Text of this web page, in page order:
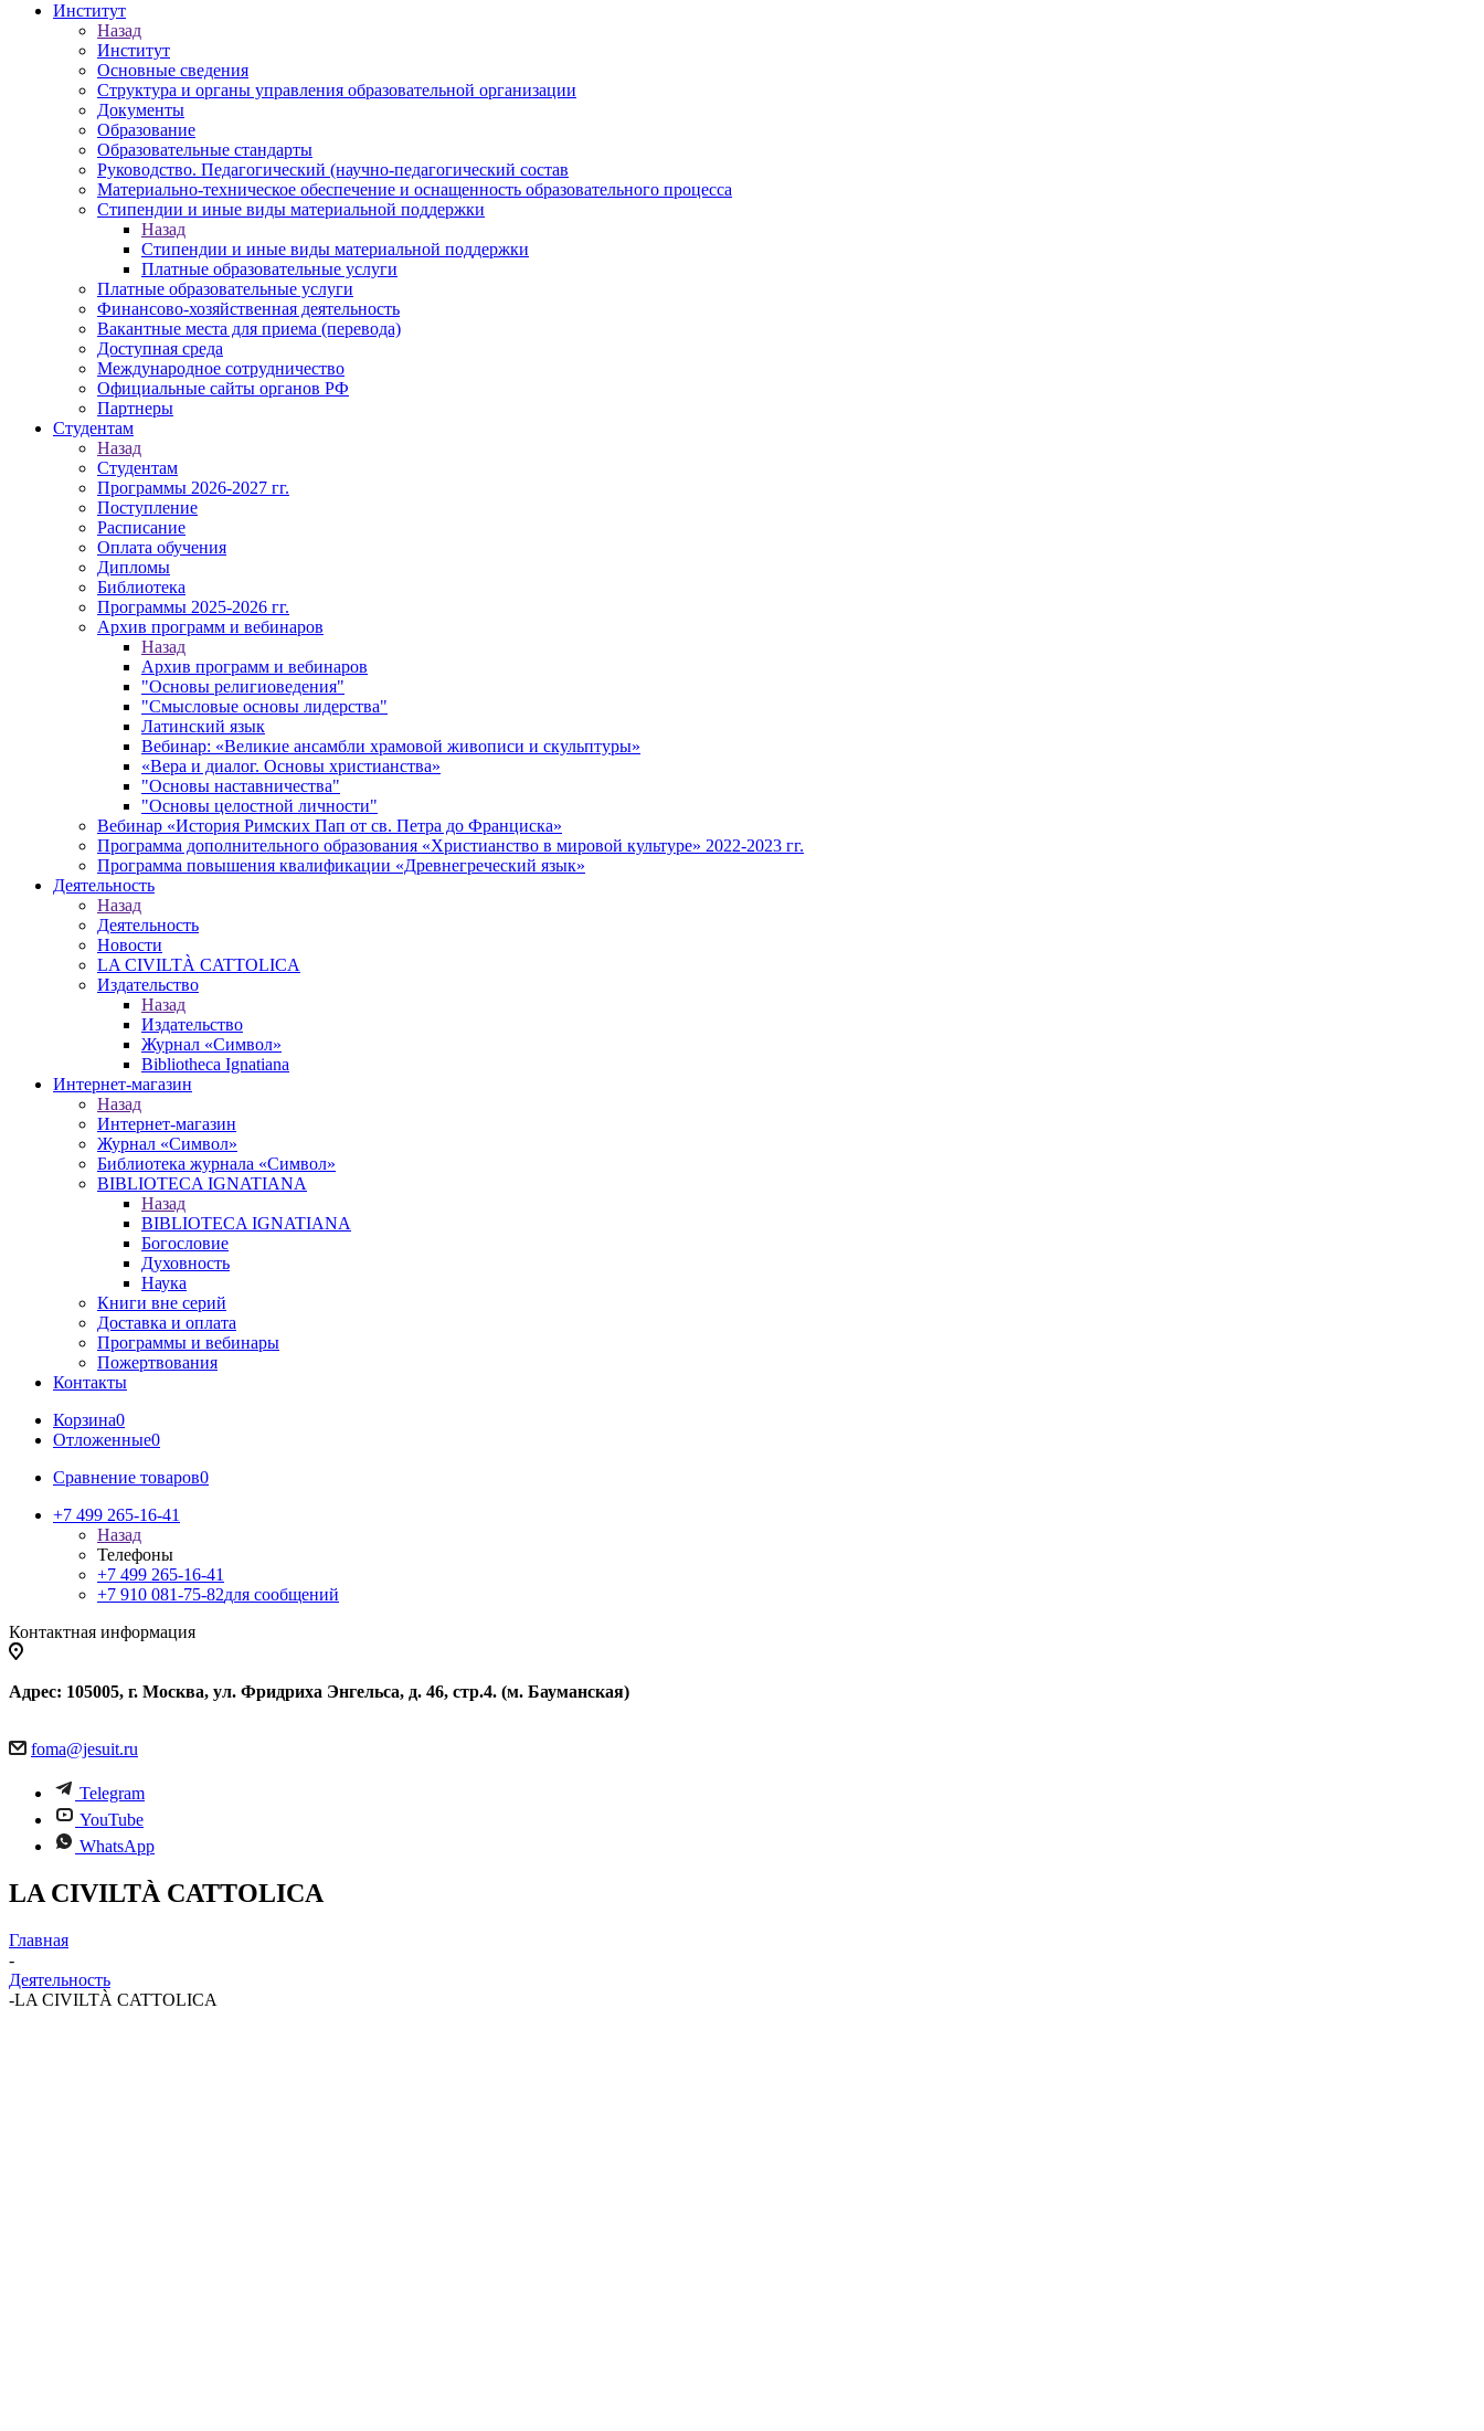
Институт
Назад
Институт
Основные сведения
Структура и органы управления образовательной организации
Документы
Образование
Образовательные стандарты
Руководство. Педагогический (научно-педагогический состав
Материально-техническое обеспечение и оснащенность образовательного процесса
Стипендии и иные виды материальной поддержки
Назад
Стипендии и иные виды материальной поддержки
Платные образовательные услуги
Платные образовательные услуги
Финансово-хозяйственная деятельность
Вакантные места для приема (перевода)
Доступная среда
Международное сотрудничество
Официальные сайты органов РФ
Партнеры
Студентам
Назад
Студентам
Программы 2026-2027 гг.
Поступление
Расписание
Оплата обучения
Дипломы
Библиотека
Программы 2025-2026 гг.
Архив программ и вебинаров
Назад
Архив программ и вебинаров
"Основы религиоведения"
"Смысловые основы лидерства"
Латинский язык
Вебинар: «Великие ансамбли храмовой живописи и скульптуры»
«Вера и диалог. Основы христианства»
"Основы наставничества"
"Основы целостной личности"
Вебинар «История Римских Пап от св. Петра до Франциска»
Программа дополнительного образования «Христианство в мировой культуре» 2022-2023 гг.
Программа повышения квалификации «Древнегреческий язык»
Деятельность
Назад
Деятельность
Новости
LA CIVILTÀ CATTOLICA
Издательство
Назад
Издательство
Журнал «Символ»
Bibliotheca Ignatiana
Интернет-магазин
Назад
Интернет-магазин
Журнал «Символ»
Библиотека журнала «Символ»
BIBLIOTECA IGNATIANA
Назад
BIBLIOTECA IGNATIANA
Богословие
Духовность
Наука
Книги вне серий
Доставка и оплата
Программы и вебинары
Пожертвования
Контакты
Корзина0
Отложенные0
Сравнение товаров0
+7 499 265-16-41
Назад
Телефоны
+7 499 265-16-41
+7 910 081-75-82для сообщений
Контактная информация
Адрес: 105005, г. Москва, ул. Фридриха Энгельса, д. 46, стр.4. (м. Бауманская)
foma@jesuit.ru
Telegram
YouTube
WhatsApp
LA CIVILTÀ CATTOLICA
Главная
-
Деятельность
-LA CIVILTÀ CATTOLICA